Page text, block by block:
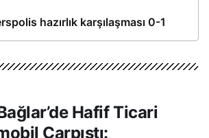
hazırlık karşılaşması 0-1
Hafif Ticari
Çarpıştı: